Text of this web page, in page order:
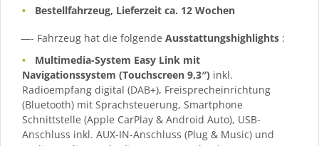
Bestellfahrzeug, Lieferzeit ca. 12 Wochen
—- Fahrzeug hat die folgende Ausstattungshighlights :
Multimedia-System Easy Link mit
Navigationssystem (Touchscreen 9,3″) inkl.
Radioempfang digital (DAB+), Freisprecheinrichtung
(Bluetooth) mit Sprachsteuerung, Smartphone
Schnittstelle (Apple CarPlay & Android Auto), USB-
Anschluss inkl. AUX-IN-Anschluss (Plug & Music) und